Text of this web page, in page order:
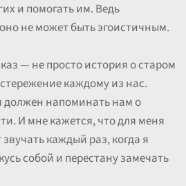
и помогать им. Ведь
не может быть эгоистичным.
— не просто история о старом
каждому из нас.
должен напоминать нам о
И мне кажется, что для меня
звучать каждый раз, когда я
собой и перестану замечать